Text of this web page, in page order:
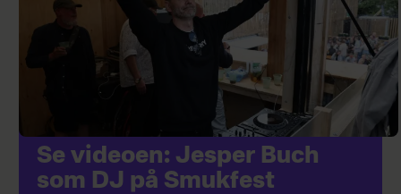
Se videoen: Jesper Buch
som DJ på Smukfest